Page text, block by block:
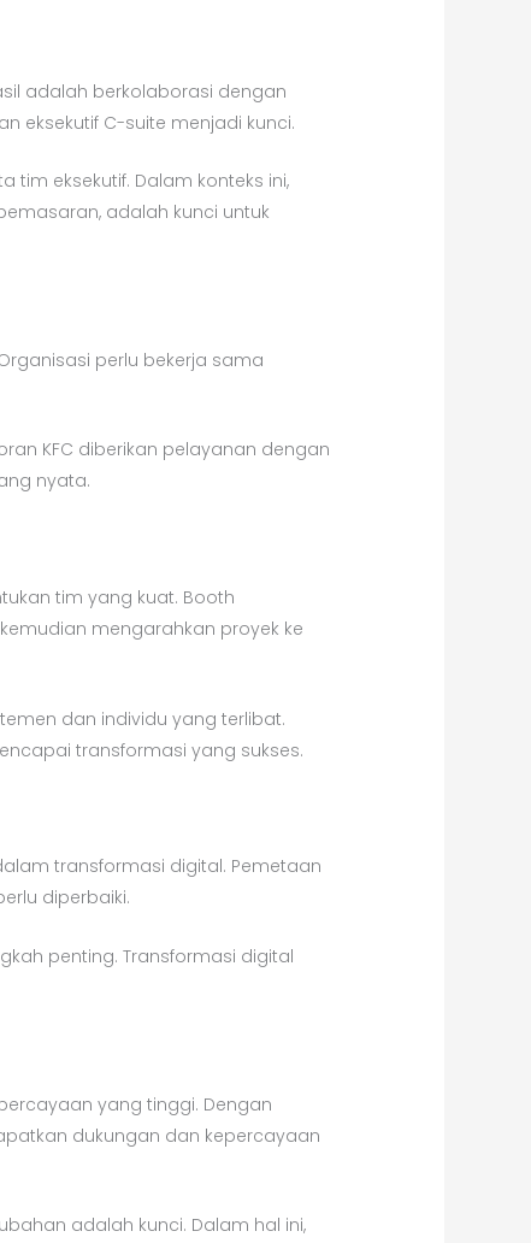
adalah berkolaborasi dengan
eksekutif C-suite menjadi kunci.
eksekutif. Dalam konteks ini,
adalah kunci untuk
perlu bekerja sama
KFC diberikan pelayanan dengan
nyata.
tim yang kuat. Booth
mengarahkan proyek ke
dan individu yang terlibat.
transformasi yang sukses.
transformasi digital. Pemetaan
diperbaiki.
penting. Transformasi digital
yang tinggi. Dengan
dukungan dan kepercayaan
adalah kunci. Dalam hal ini,